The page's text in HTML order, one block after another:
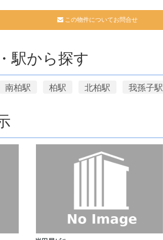
この物件についてお問合せ
駅から探す
南柏駅 柏駅 北柏駅 我孫子駅